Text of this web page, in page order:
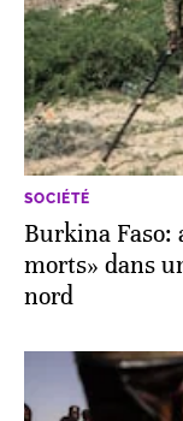
SOCIÉTÉ
Burkina Faso:
morts» dans
nord